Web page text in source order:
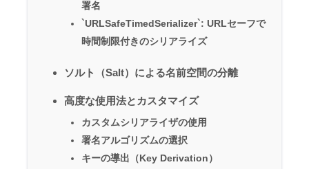
署名
`URLSafeTimedSerializer`: URLセーフで
時間制限付きのシリアライズ
ソルト（Salt）による名前空間の分離
高度な使用法とカスタマイズ
カスタムシリアライザの使用
署名アルゴリズムの選択
キーの導出（Key Derivation）